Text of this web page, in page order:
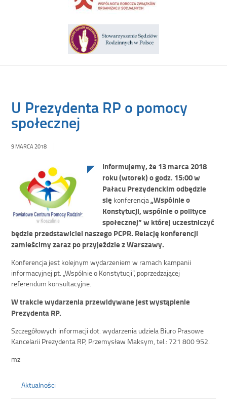
U Prezydenta RP o pomocy
społecznej
9 MARCA 2018
Informujemy, że 13 marca 2018
roku (wtorek) o godz. 15:00 w
Pałacu Prezydenckim odbędzie
się konferencja „Wspólnie o
Konstytucji, wspólnie o polityce
społecznej” w której uczestniczyć
będzie przedstawiciel naszego PCPR. Relację konferencji
zamieścimy zaraz po przyjeździe z Warszawy.
Konferencja jest kolejnym wydarzeniem w ramach kampanii
informacyjnej pt. „Wspólnie o Konstytucji”, poprzedzającej
referendum konsultacyjne.
W trakcie wydarzenia przewidywane jest wystąpienie
Prezydenta RP.
Szczegółowych informacji dot. wydarzenia udziela Biuro Prasowe
Kancelarii Prezydenta RP, Przemysław Maksym, tel.: 721 800 952.
mz
Aktualności